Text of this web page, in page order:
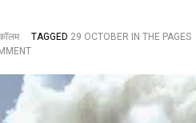
TAGGED 29 OCTOBER IN THE PAGES
O